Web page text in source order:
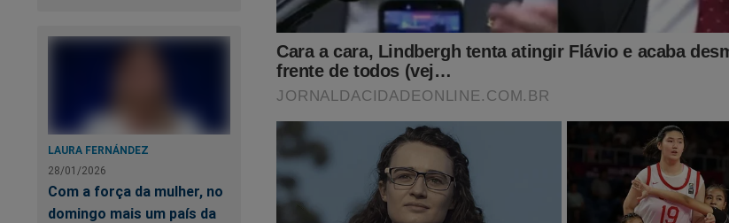
LAURA FERNÁNDEZ
28/01/2026
Com a força da mulher, no
domingo mais um país da